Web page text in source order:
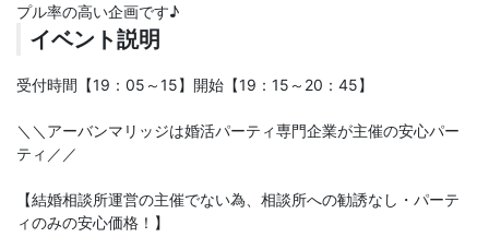
プル率の高い企画です♪
イベント説明
受付時間【19：05～15】開始【19：15～20：45】
＼＼アーバンマリッジは婚活パーティ専門企業が主催の安心パー
ティ／／
【結婚相談所運営の主催でない為、相談所への勧誘なし・パーテ
ィのみの安心価格！】